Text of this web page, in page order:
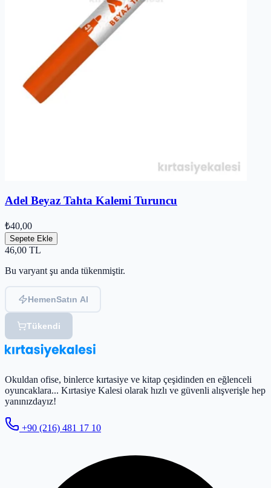
Adel Beyaz Tahta Kalemi Turuncu
₺40,00
Sepete Ekle
46,00 TL
Bu varyant şu anda tükenmiştir.
HemenSatın Al
Tükendi
Okuldan ofise, binlerce kırtasiye ve kitap çeşidinden en eğlenceli
oyuncaklara... Kırtasiye Kalesi olarak hızlı ve güvenli alışverişle hep
yanınızdayız!
+90 (216) 481 17 10